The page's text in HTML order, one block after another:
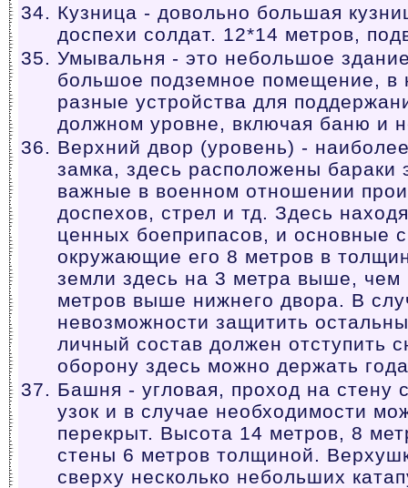
Кузница - довольно большая
доспехи солдат. 12*14 метров,
Умывальня - это небольшое
большое подземное помещение, в
разные устройства для
должном уровне, включая баню и
Верхний двор (уровень) -
замка, здесь расположены бараки
важные в военном отношении
доспехов, стрел и тд. Здесь
ценных боеприпасов, и основные
окружающие его 8 метров в
земли здесь на 3 метра выше, чем
метров выше нижнего двора. В
невозможности защитить
личный состав должен отступить
оборону здесь можно держать
Башня - угловая, проход на стену
узок и в случае необходимости
перекрыт. Высота 14 метров, 8
стены 6 метров толщиной.
сверху несколько небольших